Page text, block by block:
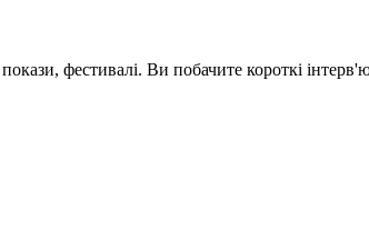
фестивалі. Ви побачите короткі